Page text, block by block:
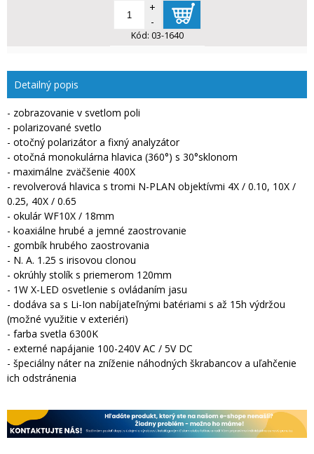
+
-
Kód: 03-1640
Detailný popis
- zobrazovanie v svetlom poli
- polarizované svetlo
- otočný polarizátor a fixný analyzátor
- otočná monokulárna hlavica (360°) s 30°sklonom
- maximálne zväčšenie 400X
- revolverová hlavica s tromi N-PLAN objektívmi 4X / 0.10, 10X /
0.25, 40X / 0.65
- okulár WF10X / 18mm
- koaxiálne hrubé a jemné zaostrovanie
- gombík hrubého zaostrovania
- N. A. 1.25 s irisovou clonou
- okrúhly stolík s priemerom 120mm
- 1W X-LED osvetlenie s ovládaním jasu
- dodáva sa s Li-Ion nabíjateľnými batériami s až 15h výdržou
(možné využitie v exteriéri)
- farba svetla 6300K
- externé napájanie 100-240V AC / 5V DC
- špeciálny náter na zníženie náhodných škrabancov a uľahčenie
ich odstránenia